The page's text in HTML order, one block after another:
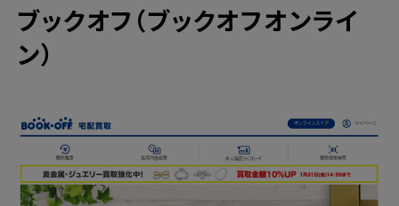
ブックオフ（ブックオフオンライ
ン）